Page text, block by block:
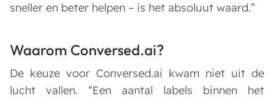
sneller en beter helpen – is het absoluut waard.”
Waarom Conversed.ai?
De keuze voor Conversed.ai kwam niet uit de
lucht vallen. “Een aantal labels binnen het